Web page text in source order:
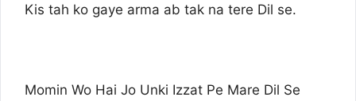
Kis tah ko gaye arma ab tak na tere Dil se.
Momin Wo Hai Jo Unki Izzat Pe Mare Dil Se